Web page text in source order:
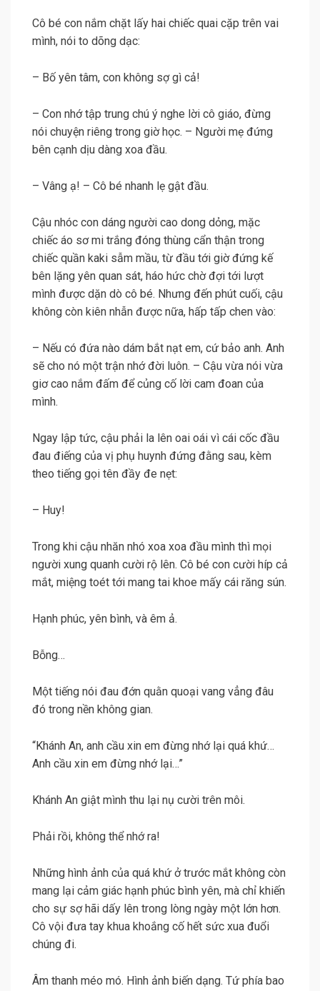
Cô bé con nắm chặt lấy hai chiếc quai cặp trên vai
mình, nói to dõng dạc:
– Bố yên tâm, con không sợ gì cả!
– Con nhớ tập trung chú ý nghe lời cô giáo, đừng
nói chuyện riêng trong giờ học. – Người mẹ đứng
bên cạnh dịu dàng xoa đầu.
– Vâng ạ! – Cô bé nhanh lẹ gật đầu.
Cậu nhóc con dáng người cao dong dỏng, mặc
chiếc áo sơ mi trắng đóng thùng cẩn thận trong
chiếc quần kaki sẫm mầu, từ đầu tới giờ đứng kế
bên lặng yên quan sát, háo hức chờ đợi tới lượt
mình được dặn dò cô bé. Nhưng đến phút cuối, cậu
không còn kiên nhẫn được nữa, hấp tấp chen vào:
– Nếu có đứa nào dám bắt nạt em, cứ bảo anh. Anh
sẽ cho nó một trận nhớ đời luôn. – Cậu vừa nói vừa
giơ cao nắm đấm để củng cố lời cam đoan của
mình.
Ngay lập tức, cậu phải la lên oai oái vì cái cốc đầu
đau điếng của vị phụ huynh đứng đằng sau, kèm
theo tiếng gọi tên đầy đe nẹt:
– Huy!
Trong khi cậu nhăn nhó xoa xoa đầu mình thì mọi
người xung quanh cười rộ lên. Cô bé con cười híp cả
mắt, miệng toét tới mang tai khoe mấy cái răng sún.
Hạnh phúc, yên bình, và êm ả.
Bỗng…
Một tiếng nói đau đớn quằn quoại vang vẳng đâu
đó trong nền không gian.
“Khánh An, anh cầu xin em đừng nhớ lại quá khứ…
Anh cầu xin em đừng nhớ lại…”
Khánh An giật mình thu lại nụ cười trên môi.
Phải rồi, không thể nhớ ra!
Những hình ảnh của quá khứ ở trước mắt không còn
mang lại cảm giác hạnh phúc bình yên, mà chỉ khiến
cho sự sợ hãi dấy lên trong lòng ngày một lớn hơn.
Cô vội đưa tay khua khoắng cố hết sức xua đuổi
chúng đi.
Âm thanh méo mó. Hình ảnh biến dạng. Tứ phía bao